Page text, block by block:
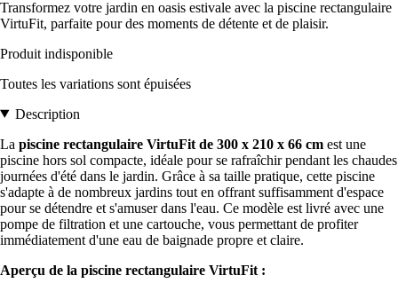
Transformez votre jardin en oasis estivale avec la piscine rectangulaire
VirtuFit, parfaite pour des moments de détente et de plaisir.
Produit indisponible
Toutes les variations sont épuisées
Description
La piscine rectangulaire VirtuFit de 300 x 210 x 66 cm est une
piscine hors sol compacte, idéale pour se rafraîchir pendant les chaudes
journées d'été dans le jardin. Grâce à sa taille pratique, cette piscine
s'adapte à de nombreux jardins tout en offrant suffisamment d'espace
pour se détendre et s'amuser dans l'eau. Ce modèle est livré avec une
pompe de filtration et une cartouche, vous permettant de profiter
immédiatement d'une eau de baignade propre et claire.
Aperçu de la piscine rectangulaire VirtuFit :